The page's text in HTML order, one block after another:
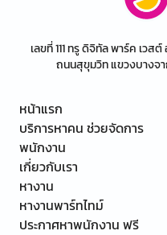
เลขที่ 111 ทรู ดิจิทัล พาร์ค เวส
ถนนสุขุมวิท แขวงบางจา
หน้าแรก
บริการหาคน ช่วยจัดการ
พนักงาน
เกี่ยวกับเรา
หางาน
หางานพาร์ทไทม์
ประกาศหาพนักงาน ฟรี